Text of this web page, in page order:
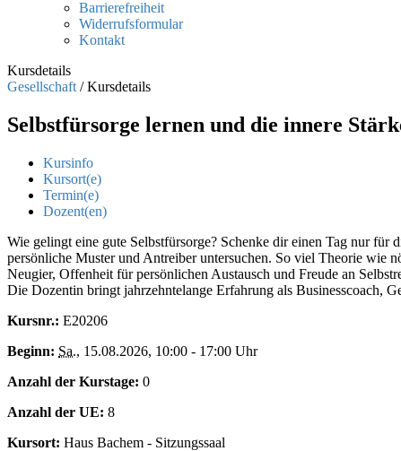
Barrierefreiheit
Widerrufsformular
Kontakt
Kursdetails
Gesellschaft /Kursdetails
Selbstfürsorge lernen und die innere
Kursinfo
Kursort(e)
Termin(e)
Dozent(en)
Wie gelingt eine gute Selbstfürsorge? Schenke dir einen Tag nur
persönliche Muster und Antreiber untersuchen. So viel Theorie wie
Neugier, Offenheit für persönlichen Austausch und Freude an
Die Dozentin bringt jahrzehntelange Erfahrung als Businesscoach,
Kursnr.: E20206
Beginn: Sa., 15.08.2026, 10:00 - 17:00 Uhr
Anzahl der Kurstage: 0
Anzahl der UE: 8
Kursort: Haus Bachem - Sitzungssaal